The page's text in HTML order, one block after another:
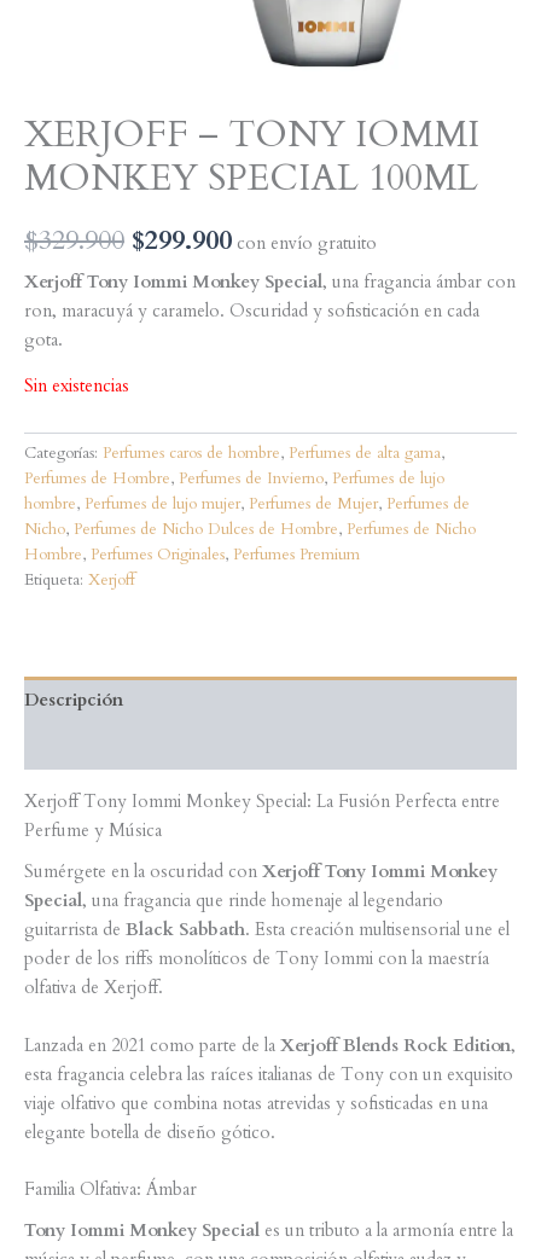
XERJOFF – TONY IOMMI
MONKEY SPECIAL 100ML
$329.900 El
precio
original
$299.900El
precio
actual
con envío gratuito
Xerjoff Tony Iommi Monkey Special, una fragancia ámbar con
ron, maracuyá y caramelo. Oscuridad y sofisticación en cada
gota.
Sin existencias
Categorías: Perfumes caros de hombre, Perfumes de alta gama,
Perfumes de Hombre, Perfumes de Invierno, Perfumes de lujo
hombre, Perfumes de lujo mujer, Perfumes de Mujer, Perfumes de
Nicho, Perfumes de Nicho Dulces de Hombre, Perfumes de Nicho
Hombre, Perfumes Originales, Perfumes Premium
Etiqueta: Xerjoff
Descripción
Xerjoff Tony Iommi Monkey Special: La Fusión Perfecta entre
Perfume y Música
Sumérgete en la oscuridad con Xerjoff Tony Iommi Monkey
Special, una fragancia que rinde homenaje al legendario
guitarrista de Black Sabbath. Esta creación multisensorial une el
poder de los riffs monolíticos de Tony Iommi con la maestría
olfativa de Xerjoff.
Lanzada en 2021 como parte de la Xerjoff Blends Rock Edition,
esta fragancia celebra las raíces italianas de Tony con un exquisito
viaje olfativo que combina notas atrevidas y sofisticadas en una
elegante botella de diseño gótico.
Familia Olfativa: Ámbar
Tony Iommi Monkey Special es un tributo a la armonía entre la